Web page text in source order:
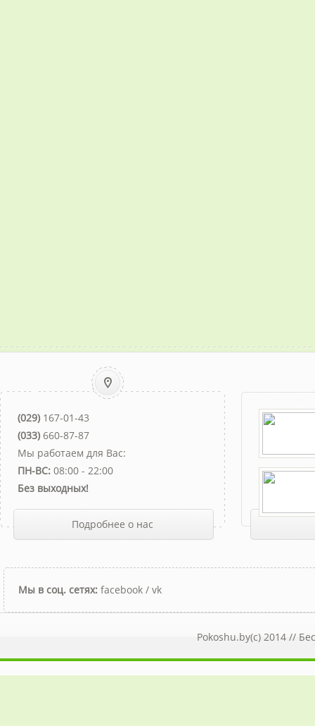
(029) 167-01-43
(033) 660-87-87
Мы работаем для Вас:
ПН-ВС: 08:00 - 22:00
Без выходных!
Подробнее о нас
Мы в соц. сетях: facebook / vk
Pokoshu.by(c) 2014 //